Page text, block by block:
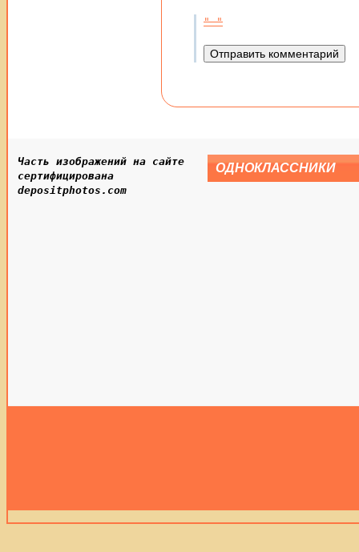
Часть изображений на сайте
сертифицирована
depositphotos.com
ОДНОКЛАССНИКИ